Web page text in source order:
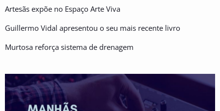
Artesãs expõe no Espaço Arte Viva
Guillermo Vidal apresentou o seu mais recente livro
Murtosa reforça sistema de drenagem